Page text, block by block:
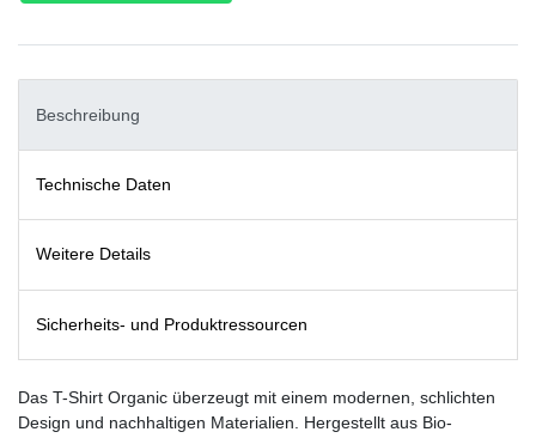
Beschreibung
Technische Daten
Weitere Details
Sicherheits- und Produktressourcen
Das T-Shirt Organic überzeugt mit einem modernen, schlichten
Design und nachhaltigen Materialien. Hergestellt aus Bio-